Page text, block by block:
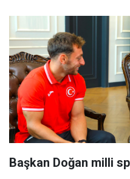
Başkan Doğan milli